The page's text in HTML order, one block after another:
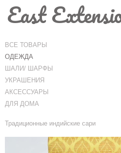
ГЛАВНАЯ
МАГАЗИН
ИНФО
КОНТАКТЫ
East
ВСЕ ТОВАРЫ
ОДЕЖДА
ШАЛИ/ ШАРФЫ
УКРАШЕНИЯ
АКСЕССУАРЫ
ДЛЯ ДОМА
Традиционные индийские сари